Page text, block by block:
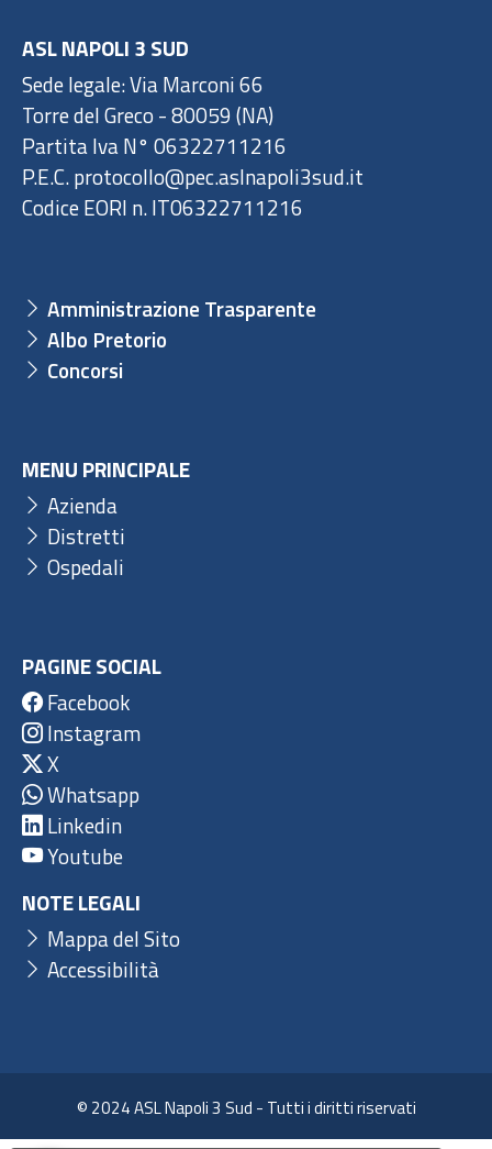
ASL NAPOLI 3 SUD
Sede legale: Via Marconi 66
Torre del Greco - 80059 (NA)
Partita Iva N° 06322711216
P.E.C. protocollo@pec.aslnapoli3sud.it
Codice EORI n. IT06322711216
Amministrazione Trasparente
Albo Pretorio
Concorsi
MENU PRINCIPALE
Azienda
Distretti
Ospedali
PAGINE SOCIAL
Facebook
Instagram
X
Whatsapp
Linkedin
Youtube
NOTE LEGALI
Mappa del Sito
Accessibilità
© 2024 ASL Napoli 3 Sud - Tutti i diritti riservati